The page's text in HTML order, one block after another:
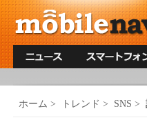
ホーム > トレンド > SNS >